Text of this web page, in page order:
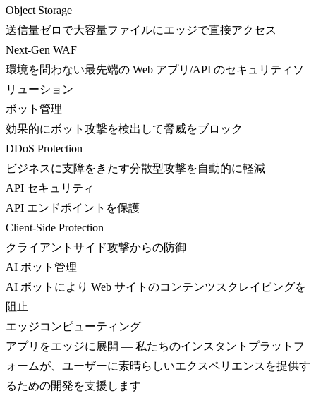
Object Storage
送信量ゼロで大容量ファイルにエッジで直接アクセス
Next-Gen WAF
環境を問わない最先端の Web アプリ/API のセキュリティソ
リューション
ボット管理
効果的にボット攻撃を検出して脅威をブロック
DDoS Protection
ビジネスに支障をきたす分散型攻撃を自動的に軽減
API セキュリティ
API エンドポイントを保護
Client-Side Protection
クライアントサイド攻撃からの防御
AI ボット管理
AI ボットにより Web サイトのコンテンツスクレイピングを
阻止
エッジコンピューティング
アプリをエッジに展開 — 私たちのインスタントプラットフ
ォームが、ユーザーに素晴らしいエクスペリエンスを提供す
るための開発を支援します